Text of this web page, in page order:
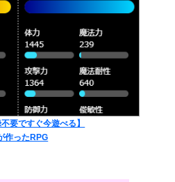
不要ですぐ今遊べる】
作ったRPG